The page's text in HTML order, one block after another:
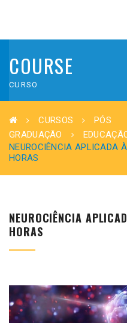
COURSE
CURSO
CURSOS
PÓS
GRADUAÇÃO
NEUROCIÊNCIA APLICADA
HORAS
NEUROCIÊNCIA
HORAS